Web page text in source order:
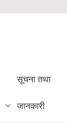
सूचना तथा
जानकारी